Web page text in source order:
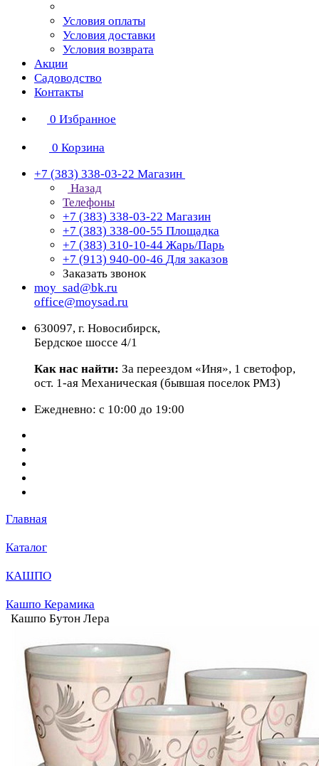
Условия оплаты
Условия доставки
Условия возврата
Акции
Садоводство
Контакты
0 Избранное
0 Корзина
+7 (383) 338-03-22 Магазин
Назад
Телефоны
+7 (383) 338-03-22 Магазин
+7 (383) 338-00-55 Площадка
+7 (383) 310-10-44 Жарь/Парь
+7 (913) 940-00-46 Для заказов
Заказать звонок
moy_sad@bk.ru
office@moysad.ru
630097, г. Новосибирск,
Бердское шоссе 4/1
Как нас найти: За переездом «Иня», 1 светофор,
ост. 1-ая Механическая (бывшая поселок РМЗ)
Ежедневно: с 10:00 до 19:00
Главная
Каталог
КАШПО
Кашпо Керамика
Кашпо Бутон Лера